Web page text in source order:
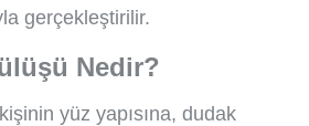
gerçekleştirilir.
Nedir?
yüz yapısına, dudak